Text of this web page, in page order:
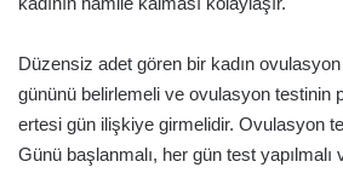
Düzensiz adet gören bir kadın
gününü belirlemeli ve ovulasyon testinin
ertesi gün ilişkiye girmelidir. Ovulasyon
Günü başlanmalı, her gün test